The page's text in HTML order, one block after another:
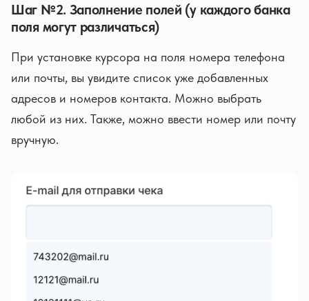
Шаг №2. Заполнение полей (у каждого банка
поля могут различаться)
При установке курсора на поля номера телефона
или почты, вы увидите список уже добавленных
адресов и номеров контакта. Можно выбрать
любой из них. Также, можно ввести номер или почту
вручную.